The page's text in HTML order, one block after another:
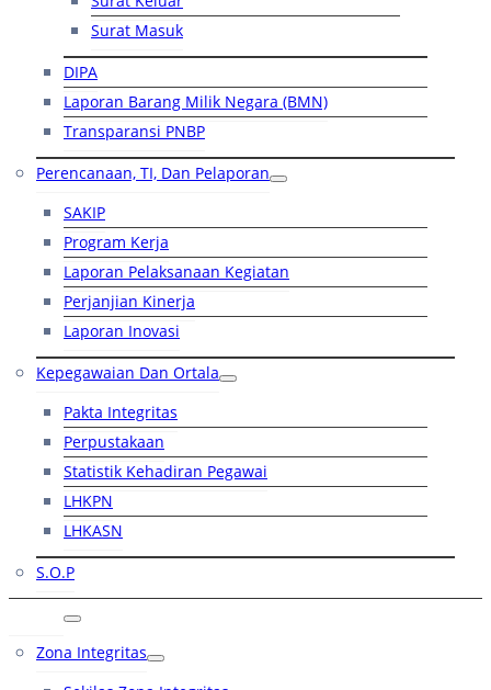
Surat Masuk
DIPA
Laporan Barang Milik Negara (BMN)
Transparansi PNBP
Perencanaan, TI, Dan Pelaporan
SAKIP
Program Kerja
Laporan Pelaksanaan Kegiatan
Perjanjian Kinerja
Laporan Inovasi
Kepegawaian Dan Ortala
Pakta Integritas
Perpustakaan
Statistik Kehadiran Pegawai
LHKPN
LHKASN
S.O.P
Zona Integritas